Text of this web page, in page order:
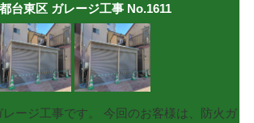
台東区 ガレージ工事 No.1611
ージ工事です。 今回のお客様は、防火ガ